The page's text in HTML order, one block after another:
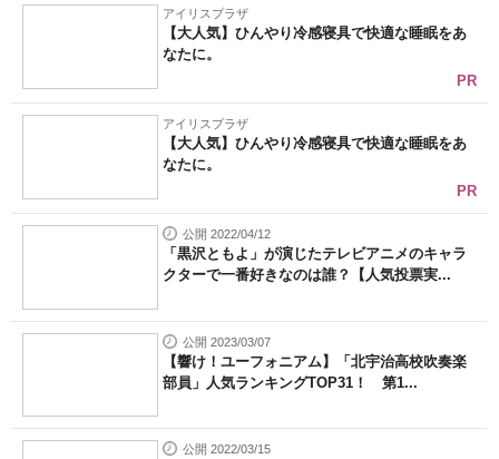
アイリスプラザ
【大人気】ひんやり冷感寝具で快適な睡眠をあ
なたに。
PR
アイリスプラザ
【大人気】ひんやり冷感寝具で快適な睡眠をあ
なたに。
PR
公開 2022/04/12
「黒沢ともよ」が演じたテレビアニメのキャラ
クターで一番好きなのは誰？【人気投票実...
公開 2023/03/07
【響け！ユーフォニアム】「北宇治高校吹奏楽
部員」人気ランキングTOP31！ 第1...
公開 2022/03/15